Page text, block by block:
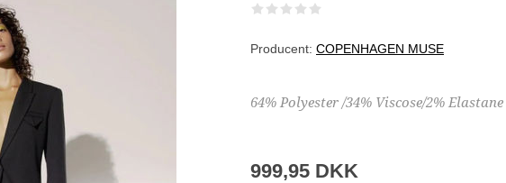
Producent: COPENHAGEN MUSE
64% Polyester /34% Viscose/2% Elastane
999,95 DKK